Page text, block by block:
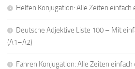
Helfen Konjugation: Alle Zeiten einfach
Deutsche Adjektive Liste 100 – Mit
(A1–A2)
Fahren Konjugation: Alle Zeiten einfach